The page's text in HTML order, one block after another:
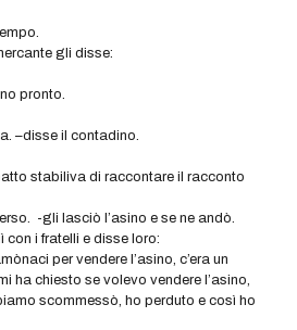
gli disse:
pronto.
–disse il contadino.
stabiliva di raccontare il racconto
-gli lasciò l’asino e se ne andò.
con i fratelli e disse loro:
per vendere l’asino, c’era un
ha chiesto se volevo vendere l’asino,
scommessò, ho perduto e così ho